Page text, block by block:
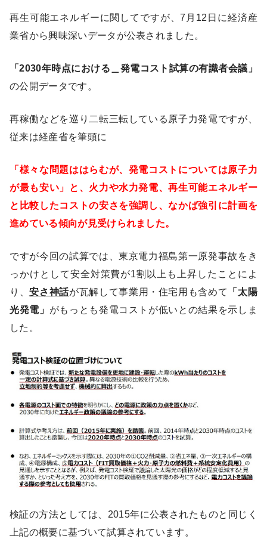
再生可能エネルギーに関してですが、7月12日に経済産
業省から興味深いデータが公表されました。
「2030年時点における＿発電コスト試算の有識者会議」
の公開データです。
再稼働などを巡り二転三転している原子力発電ですが、
従来は経産省を筆頭に
「様々な問題ははらむが、発電コストについては原子力
が最も安い」
と、火力や水力発電、再生可能エネルギー
と比較したコストの安さを強調し、なかば強引に計画を
進めている傾向が見受けられました。
ですが今回の試算では、東京電力福島第一原発事故をき
っかけとして安全対策費が1割以上も上昇したことによ
り、安さ神話が瓦解して事業用・住宅用も含めて
「太陽
光発電」 がもっとも発電コストが低いとの結果を示しま
した。
検証の方法としては、2015年に公表されたものと同じく
上記の概要に基づいて試算されています。